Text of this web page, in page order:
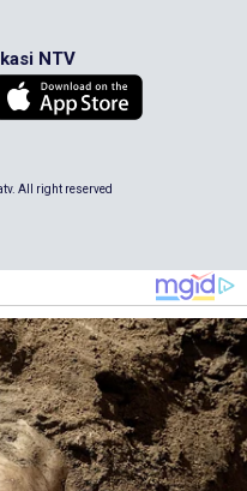
NTV
All right reserved